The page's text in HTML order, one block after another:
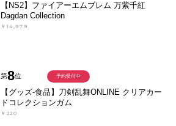
【NS2】ファイアーエムブレム 万紫千紅
Dagdan Collection
￥14,979
第8位
【グッズ-食品】刀剣乱舞ONLINE クリアカー
ドコレクションガム
￥220
予約受付中